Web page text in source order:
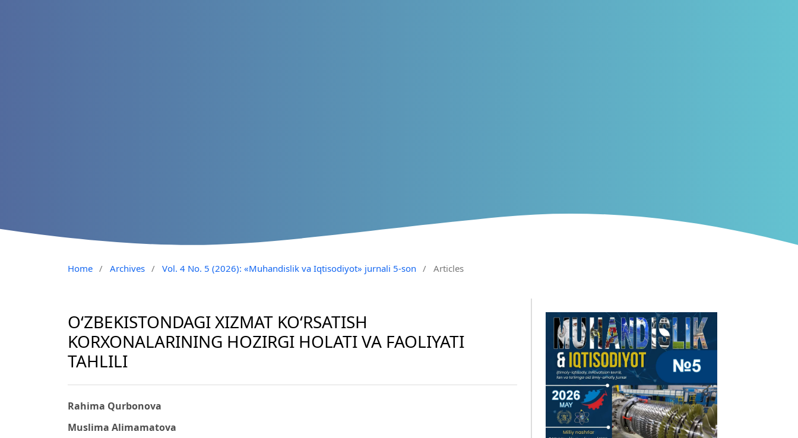
Home / Archives / Vol. 4 No. 5 (2026): «Muhandislik va Iqtisodiyot» jurnali 5-son / Articles
O‘ZBEKISTONDAGI XIZMAT KO‘RSATISH
KORXONALARINING HOZIRGI HOLATI VA FAOLIYATI
TAHLILI
Rahima Qurbonova
Muslima Alimamatova